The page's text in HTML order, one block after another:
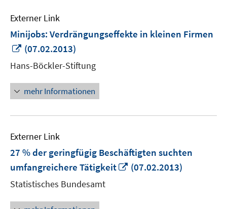
Externer Link
Minijobs: Verdrängungseffekte in kleinen Firmen
In
neuem
Fenster
öffnen
(07.02.2013)
Hans-Böckler-Stiftung
mehr Informationen
Externer Link
27 % der geringfügig Beschäftigten suchten
umfangreichere Tätigkeit
In
(07.02.2013)
Statistisches Bundesamt